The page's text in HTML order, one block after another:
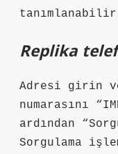
Replika
Adresi girin
numarasını
ardından
Sorgulama